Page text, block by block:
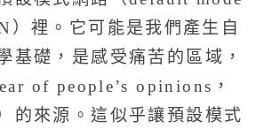
裡。它可能是我們產生自
基礎，是感受痛苦的區域，
of people’s opinions，
的來源。這似乎讓預設模式